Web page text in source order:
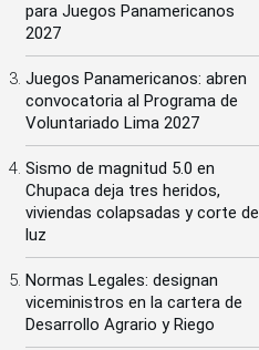
para Juegos Panamericanos
2027
Juegos Panamericanos: abren
convocatoria al Programa de
Voluntariado Lima 2027
Sismo de magnitud 5.0 en
Chupaca deja tres heridos,
viviendas colapsadas y corte de
luz
Normas Legales: designan
viceministros en la cartera de
Desarrollo Agrario y Riego